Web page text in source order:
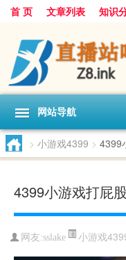
首 页 文章列表 知识
网站导航
> 小游戏4399 > 4399
4399小游戏打屁
网友:sslake 小游戏